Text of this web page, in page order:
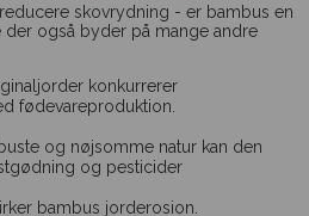
skovrydning - er bambus en
også byder på mange andre
konkurrerer
fødevareproduktion.
og nøjsomme natur kan den
og pesticider
bambus jorderosion.